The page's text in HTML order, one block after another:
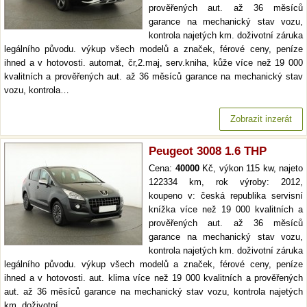
prověřených aut. až 36 měsíců
garance na mechanický stav vozu,
kontrola najetých km. doživotní záruka
legálního původu. výkup všech modelů a značek, férové ceny, peníze
ihned a v hotovosti. automat, čr,2.maj, serv.kniha, kůže více než 19 000
kvalitních a prověřených aut. až 36 měsíců garance na mechanický stav
vozu, kontrola…
Zobrazit inzerát
Peugeot 3008 1.6 THP
Cena: 40000Kč, výkon 115 kw, najeto
122334 km, rok výroby: 2012,
koupeno v: česká republika servisní
knížka více než 19 000 kvalitních a
prověřených aut. až 36 měsíců
garance na mechanický stav vozu,
kontrola najetých km. doživotní záruka
legálního původu. výkup všech modelů a značek, férové ceny, peníze
ihned a v hotovosti. aut. klima více než 19 000 kvalitních a prověřených
aut. až 36 měsíců garance na mechanický stav vozu, kontrola najetých